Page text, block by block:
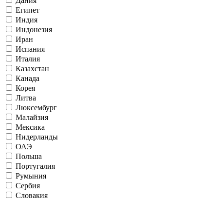
Египет
Индия
Индонезия
Иран
Испания
Италия
Казахстан
Канада
Корея
Литва
Люксембург
Малайзия
Мексика
Нидерланды
ОАЭ
Польша
Португалия
Румыния
Сербия
Словакия